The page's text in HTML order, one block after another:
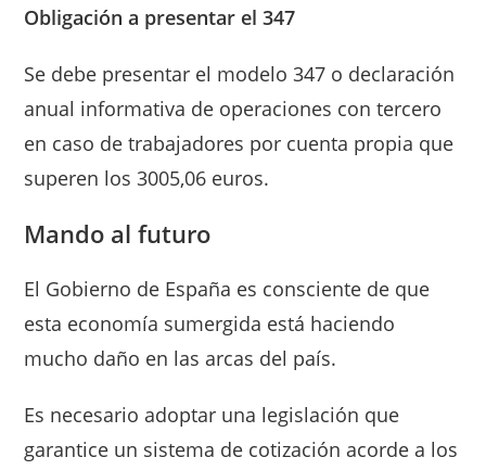
Obligación a presentar el 347
Se debe presentar el modelo 347 o declaración
anual informativa de operaciones con tercero
en caso de trabajadores por cuenta propia que
superen los 3005,06 euros.
Mando al futuro
El Gobierno de España es consciente de que
esta economía sumergida está haciendo
mucho daño en las arcas del país.
Es necesario adoptar una legislación que
garantice un sistema de cotización acorde a los